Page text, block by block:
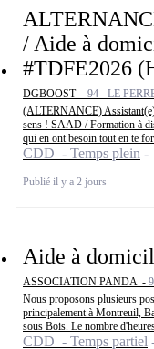
/ Aide à
#TDFE2026
DGBOOST - 94 - LE
(ALTERNANCE)
sens ! SAAD / Formation à
qui en ont besoin tout en te
CDD - Temps plein
Publié il y a 2 jours
Aide à
ASSOCIATION PANDA -
Nous proposons plusieurs
principalement à Montreuil,
sous Bois. Le nombre
CDD - Temps partiel